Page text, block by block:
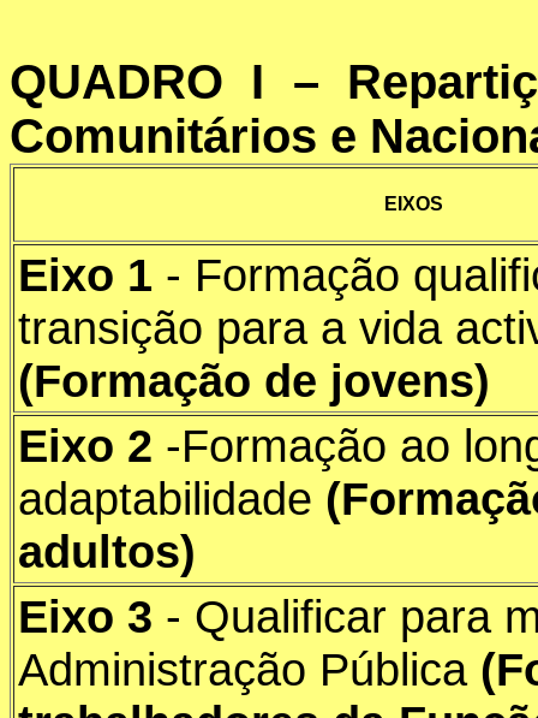
QUADRO I –
Comunitários e
EIXOS
Eixo 1 - Formação
transição para a vida
(Formação de jovens)
Eixo 2 -Formação ao
adaptabilidade
adultos)
Eixo 3 - Qualificar para
Administração Pública